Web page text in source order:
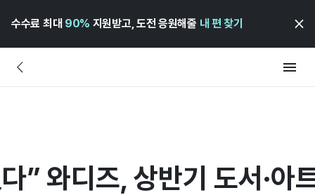
수수료 최대 90% 지원받고, 도전 응원해줄 내 편 찾기
” 와디즈, 상반기 도서·아